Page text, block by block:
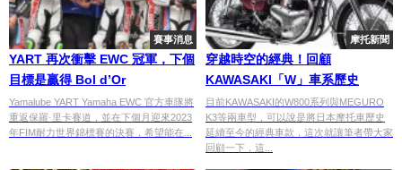
賽事消息
YART 再次衝擊 EWC 冠軍，下個
目標是贏得 Bol d’Or
Yamalube YART Yamaha EWC 官方車隊將
重返保羅·里卡賽道，並在下個月迎來2023
年FIM耐力世界錦標賽的決賽，希望能在...
摩托新聞
穿越時空的經典！回顧
KAWASAKI「W」車系歷史
目前KAWASAKI的W800系列與MEGURO
K3等兩車型，可以說是將日本摩托車歷史
延續至今的經典車款，這次就讓筆者帶大家
回顧一下，這...